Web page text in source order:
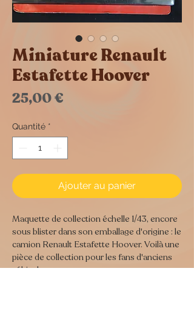
Miniature Renault
Estafette Hoover
25,00 €
Quantité *
Ajouter au panier
Maquette de collection échelle 1/43, encore
sous blister dans son emballage d'origine : le
camion Renault Estafette Hoover. Voilà une
pièce de collection pour les fans d'anciens
véhicules.